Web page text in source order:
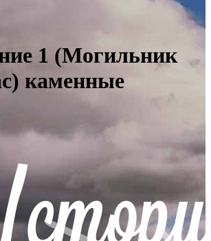
1 (Могильник
каменные